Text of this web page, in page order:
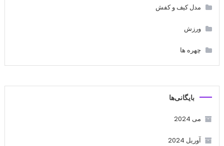
مدل کیف و کفش
ورزش
چهره ها
بایگانی‌ها
می 2024
آوریل 2024